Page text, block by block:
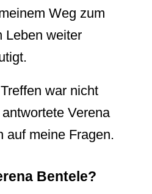
Weg zum
Leben weiter
war nicht
Verena
auf meine Fragen.
Bentele?